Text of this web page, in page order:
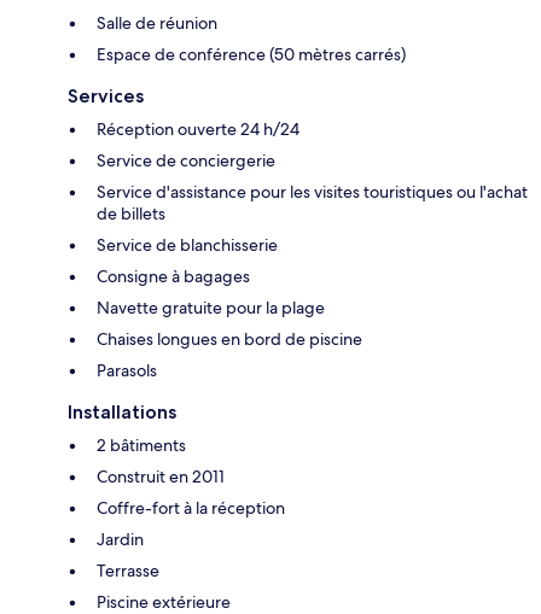
Salle de réunion
Espace de conférence (50 mètres carrés)
Services
Réception ouverte 24 h/24
Service de conciergerie
Service d'assistance pour les visites touristiques ou l'achat
de billets
Service de blanchisserie
Consigne à bagages
Navette gratuite pour la plage
Chaises longues en bord de piscine
Parasols
Installations
2 bâtiments
Construit en 2011
Coffre-fort à la réception
Jardin
Terrasse
Piscine extérieure